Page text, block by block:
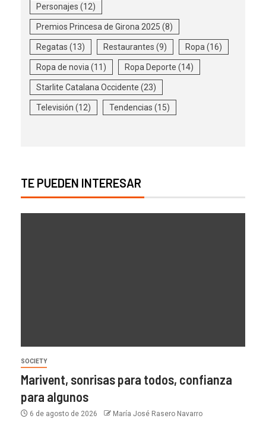
Personajes (12)
Premios Princesa de Girona 2025 (8)
Regatas (13) Restaurantes (9) Ropa (16)
Ropa de novia (11) Ropa Deporte (14)
Starlite Catalana Occidente (23)
Televisión (12) Tendencias (15)
TE PUEDEN INTERESAR
SOCIETY
Marivent, sonrisas para todos, confianza
para algunos
6 de agosto de 2026 María José Rasero Navarro